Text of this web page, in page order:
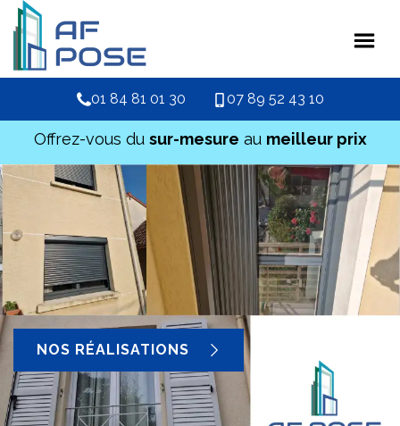
01 84 81 01 30 07 89 52 43 10
Offrez-vous du sur-mesure au meilleur prix
NOS RÉALISATIONS